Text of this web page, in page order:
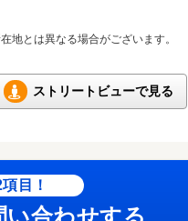
地とは異なる場合がございます。
ストリートビューで見る
目！
い合わせする